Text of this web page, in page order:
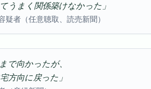
てうまく関係築けなかった」
者（任意聴取、読売新聞）
で向かったが、
方向に戻った」